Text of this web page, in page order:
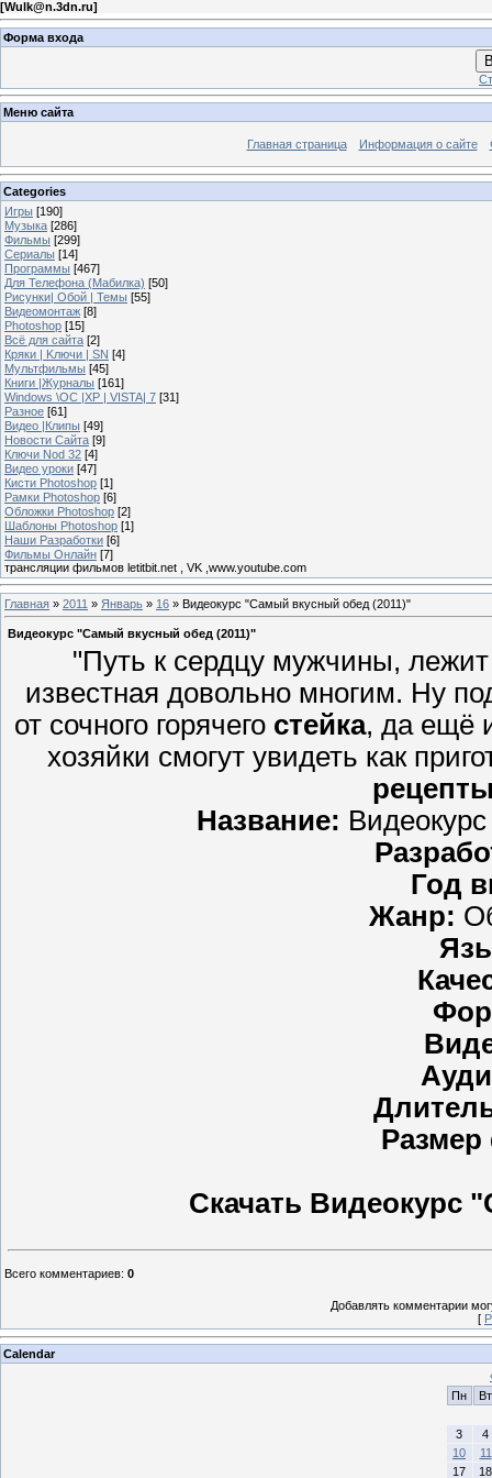
[Wulk@n.3dn.ru]
Форма входа
Меню сайта
Главная страница Информация о сайте
Categories
Игры [190]
Музыка [286]
Фильмы [299]
Сериалы [14]
Программы [467]
Для Телефона (Мабилка) [50]
Рисунки| Обой | Темы [55]
Видеомонтаж [8]
Photoshop [15]
Всё для сайта [2]
Кряки | Kлючи | SN [4]
Мультфильмы [45]
Книги |Журналы [161]
Windows \OC |XP | VISTA| 7 [31]
Разное [61]
Видео |Клипы [49]
Новости Сайта [9]
Ключи Nod 32 [4]
Видео уроки [47]
Кисти Photoshop [1]
Рамки Photoshop [6]
Обложки Photoshop [2]
Шаблоны Photoshop [1]
Наши Разработки [6]
Фильмы Онлайн [7]
трансляции фильмов letitbit.net , VK ,www.youtube.com
Главная » 2011 » Январь » 16 » Видеокурс "Самый вкусный обед (2011)"
Видеокурс "Самый вкусный обед (2011)"
"Путь к сердцу мужчины, лежит
известная довольно многим. Ну
от сочного горячего стейка, да ещё
хозяйки смогут увидеть как
Название:
Год
Жанр:
Скачать Видеокурс
Всего комментариев: 0
Добавлять комментарии
[
Calendar
Пн
Вт
3
4
10
11
17
18